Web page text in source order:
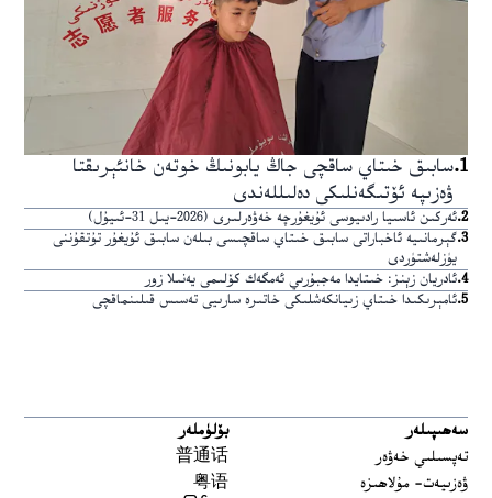
1
.سابىق خىتاي ساقچى جاڭ يابونىڭ خوتەن خانئېرىقتا
ۋەزىپە ئۆتىگەنلىكى دەلىللەندى
2
.ئەركىن ئاسىيا رادىيوسى ئۇيغۇرچە خەۋەرلىرى (2026-يىل 31-ئىيۇل)
3
.گېرمانىيە ئاخباراتى سابىق خىتاي ساقچىسى بىلەن سابىق ئۇيغۇر تۇتقۇننى
يۈزلەشتۈردى
4
.ئادريان زېنز: خىتايدا مەجبۇرىي ئەمگەك كۆلىمى يەنىلا زور
5
.ئامېرىكىدا خىتاي زىيانكەشلىكى خاتىرە سارىيى تەسىس قىلىنماقچى
سەھىپىلەر
تەپسىلىي خەۋەر
ۋەزىيەت- مۇلاھىزە
بۆلۈملەر
普通话
粤语